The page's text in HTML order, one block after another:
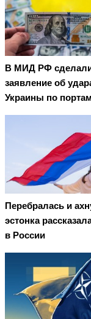
В МИД РФ
заявление об
Украины по портам
Перебралась и
эстонка
в России